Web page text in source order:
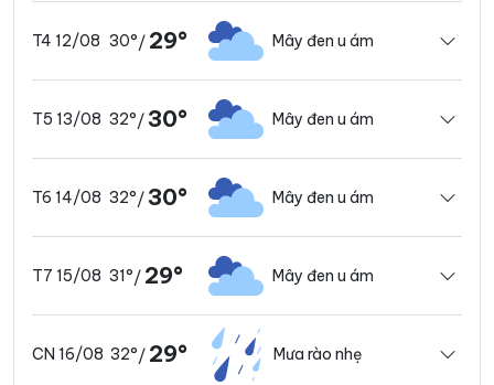
T4 12/08 30°/ 29° Mây đen u ám
T5 13/08 32°/ 30° Mây đen u ám
T6 14/08 32°/ 30° Mây đen u ám
T7 15/08 31°/ 29° Mây đen u ám
CN 16/08 32°/ 29° Mưa rào nhẹ